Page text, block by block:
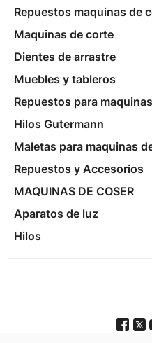
Repuestos maquinas de
Maquinas de corte
Dientes de arrastre
Muebles y tableros
Repuestos para
Hilos Gutermann
Maletas para maquinas
Repuestos y Accesorios
MAQUINAS DE COSER
Aparatos de luz
Hilos